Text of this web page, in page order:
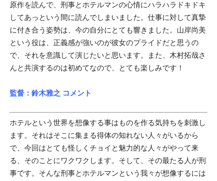
原作を読んで、刑事とホテルマンの心情にハラハラドキドキ
してあっという間に読んでしまいました。仕事に対して真摯
に付き合う姿勢は、今の自分にとても響きました。山岸尚美
という役は、正義感が強いのが彼女のプライドだと思うの
で、それを意識して演じたいと思います。また、木村拓哉さ
んと共演するのは初めてなので、とても楽しみです！
監督 ：鈴木雅之 コメント
ホテルという世界を想像する事はものを作る気持ちを刺激し
ます。それはそこに集まる得体の知れない人々がいるから
で、今回はとても怪しくチョイと魅力的な人々がやって来
る、そのことにワクワクします。そして、その最たる人が刑
事です。そんな刑事とホテルマンという我々が想像するには